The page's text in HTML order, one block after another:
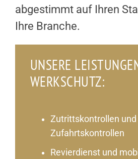
abgestimmt auf Ihren
Ihre Branche.
UNSERE
WERKSCHUTZ:
Zutrittskontrollen und
Zufahrtskontrollen
Revierdienst und